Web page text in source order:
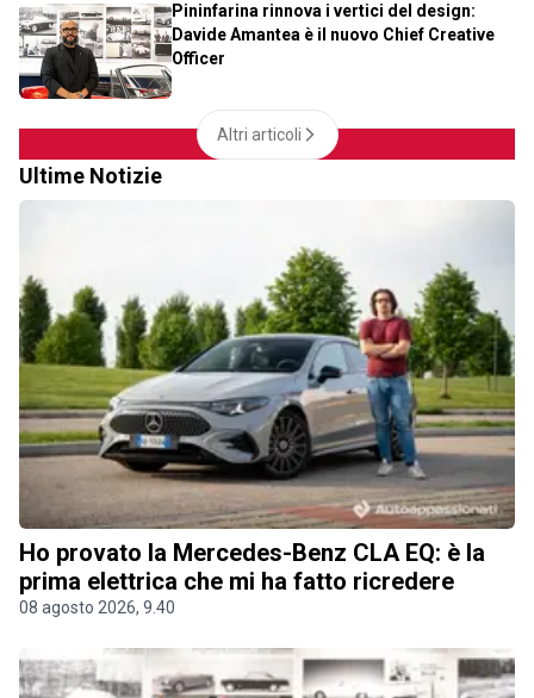
Pininfarina rinnova i vertici del design:
Davide Amantea è il nuovo Chief Creative
Officer
Altri articoli
Ultime Notizie
Ho provato la Mercedes-Benz CLA EQ: è la
prima elettrica che mi ha fatto ricredere
08 agosto 2026, 9.40